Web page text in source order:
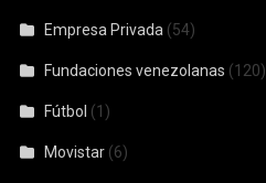
Empresa Privada (54)
Fundaciones venezolanas (120)
Fútbol (1)
Movistar (6)